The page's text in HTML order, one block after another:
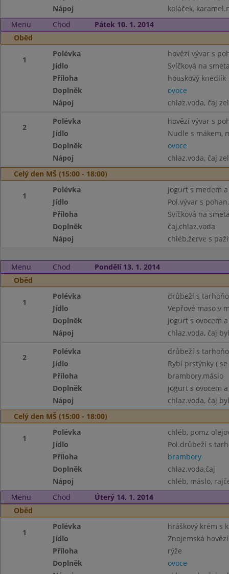
Nápoj
koláček,
Menu
Chod
Pátek 10. 1. 2014
Oběd
1
Polévka
hovězí vývar s
Jídlo
Svíčková na
Příloha
houskový knedlík
Doplněk
ovoce
Nápoj
chlaz.voda, čaj
2
Polévka
hovězí vývar s
Jídlo
Nudle s mákem,
Doplněk
ovoce
Nápoj
chlaz.voda, čaj
Celý den MŠ (15:00 - 18:00)
1
Polévka
jogurt s medem
Jídlo
Pol.vývar s
Příloha
Svíčková na
Doplněk
čaj,chlaz.voda
Nápoj
chléb,žerve s
Menu Chod
Pondělí 13. 1. 2014
Oběd
1
Polévka
drůbeží s
Jídlo
Vepřové maso v
Doplněk
jogurt s ovocem
Nápoj
chlaz.voda, čaj
2
Polévka
drůbeží s
Jídlo
Rybí prstýnky (
Příloha
brambory,máslo
Doplněk
jogurt s ovocem
Nápoj
chlaz.voda, čaj
Celý den MŠ (15:00 - 18:00)
1
Polévka
chléb, pomz
Jídlo
Pol.drůbeží s
Příloha
brambory
Doplněk
chlaz.voda,čaj
Nápoj
chléb, máslo,
Menu
Chod
Úterý 14. 1. 2014
Oběd
1
Polévka
hráškový krém s
Jídlo
Znojemská
Příloha
rýže
Doplněk
ovoce